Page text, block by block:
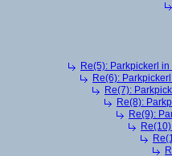
Re(5): Parkpickerl in
Re(6):
Re(7):
Re(8):
Re(9):